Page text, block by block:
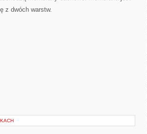
z dwóch warstw.